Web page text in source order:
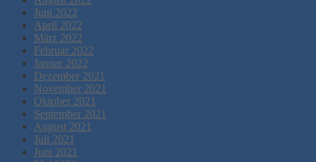
Juni 2022
April 2022
März 2022
Februar 2022
Januar 2022
Dezember 2021
November 2021
Oktober 2021
September 2021
August 2021
Juli 2021
Juni 2021